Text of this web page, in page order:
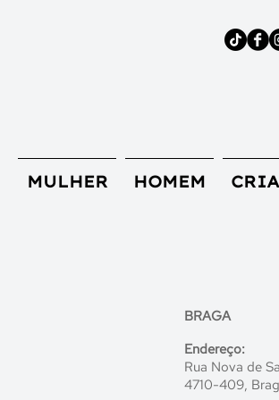
MULHER HOMEM
BRAGA
Endereço:
Rua Nova de
4710-409,